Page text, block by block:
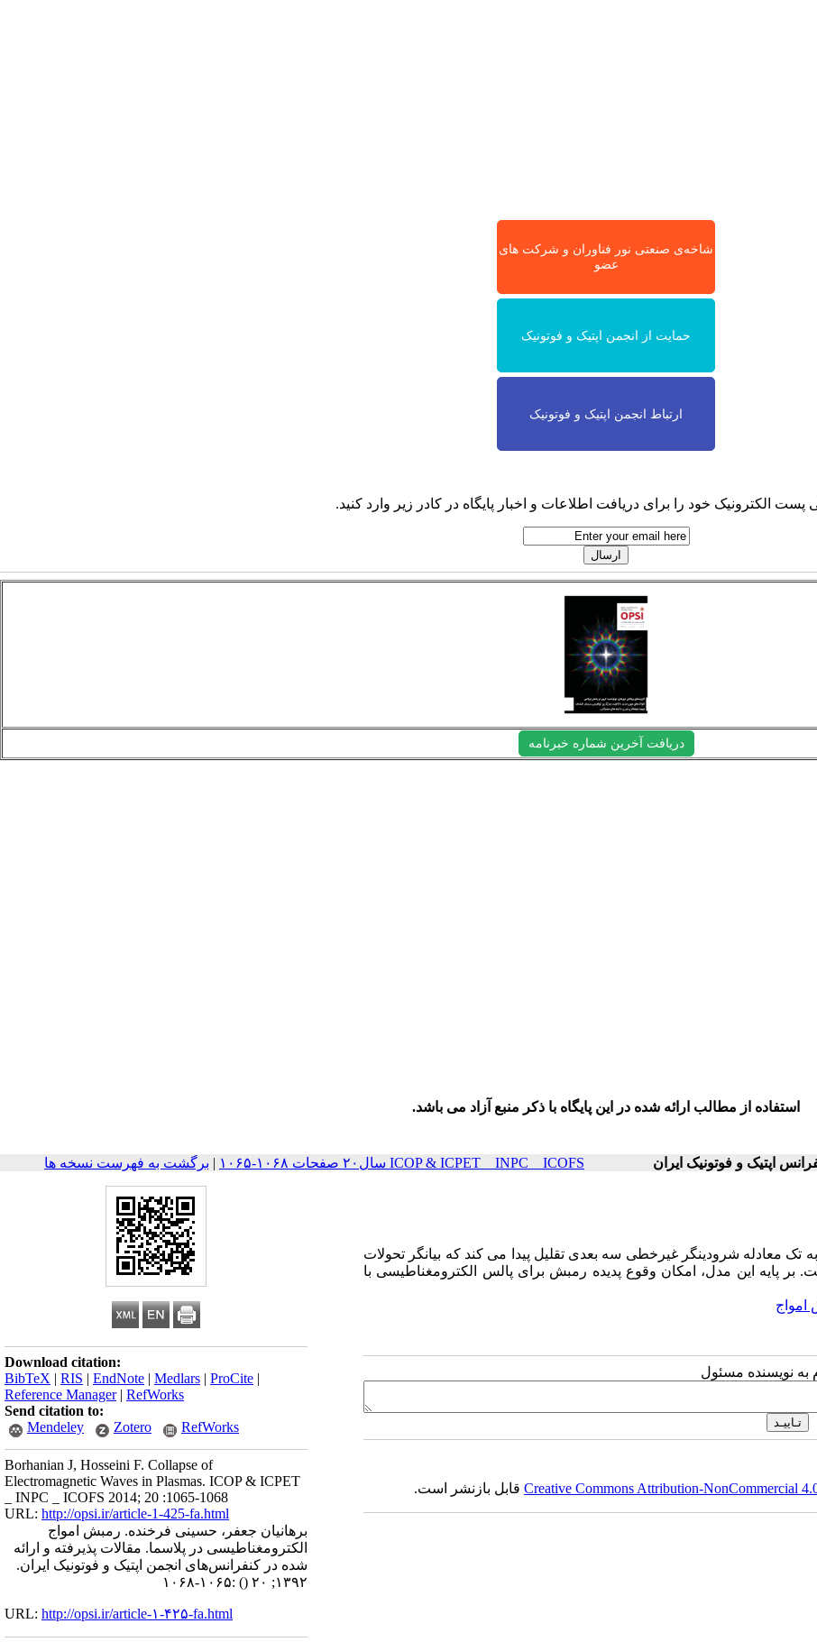
شاخه‌ی صنعتی نور فناوران و شرکت های
عضو
حمایت از انجمن اپتیک و فوتونیک
ارتباط انجمن اپتیک و فوتونیک
پست الکترونیک خود را برای دریافت اطلاعات و اخبار پایگاه در کادر زیر وارد کنید.
دریافت آخرین شماره خبرنامه
استفاده از مطالب ارائه شده در این پایگاه با ذکر منبع آزاد می باشد.
ICOP & ICPET _ INPC _ ICOFS سال۲۰ صفحات ۱۰۶۸-۱۰۶۵ | برگشت به فهرست نسخه ها
Download citation:
BibTeX | RIS | EndNote | Medlars | ProCite |
Reference Manager| RefWorks
Send citation to:
Mendeley
Zotero RefWorks
Borhanian J, Hosseini F. Collapse of
Electromagnetic Waves in Plasmas. ICOP & ICPET
_ INPC _ ICOFS 2014; 20 :1065-1068
URL: http://opsi.ir/article-1-425-fa.html
برهانیان جعفر، حسینی فرخنده. رمبش امواج
الکترومغناطیسی در پلاسما. مقالات پذیرفته و ارائه
شده در کنفرانس‌های انجمن اپتیک و فوتونیک ایران.
۱۳۹۲; ۲۰
() :۱۰۶۵-۱۰۶۸
URL: http://opsi.ir/article-۱-۴۲۵-fa.html
معادله شرودینگر غیرخطی سه بعدی تقلیل پیدا می کند که بیانگر تحولات
بر پایه این مدل، امکان وقوع پدیده رمبش برای پالس الکترومغناطیسی با
امواج
به نویسنده مسئول
Creative Commons Attribution-NonCommercialقابل بازنشر است.